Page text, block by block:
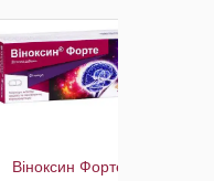
Віноксин Форте